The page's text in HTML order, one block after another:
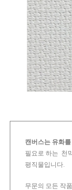
캔버스는 유화
필요로 하는 천
평직물입니다.
무문의 모든 작